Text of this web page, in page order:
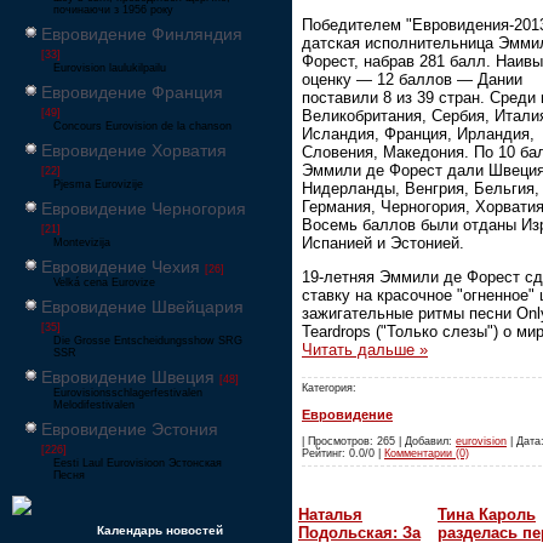
починаючи з 1956 року
Евровидение Финляндия
[33]
Eurovision laulukilpailu
Евровидение Франция
[49]
Concours Eurovision de la chanson
Евровидение Хорватия
[22]
Pjesma Eurovizije
Евровидение Черногория
[21]
Montevizija
Евровидение Чехия [26]
Velká cena Eurovize
Евровидение Швейцария
[35]
Die Grosse Entscheidungsshow SRG
SSR
Евровидение Швеция [48]
Eurovisionsschlagerfestivalen
Melodifestivalen
Евровидение Эстония
[226]
Eesti Laul Eurovisioon Эстонская
Песня
Календарь новостей
Победителем "Евровидения-
датская исполнительница
Форест, набрав 281 балл.
оценку — 12 баллов — Дании
поставили 8 из 39 стран. Среди
Великобритания, Сербия,
Исландия, Франция, Ирландия,
Словения, Македония. По 10
Эммили де Форест дали
Нидерланды, Венгрия, Бельгия,
Германия, Черногория,
Восемь баллов были отданы
Испанией и Эстонией.
19-летняя Эммили де Форест
ставку на красочное "огненное"
зажигательные ритмы песни
Teardrops ("Только слезы") о
Читать дальше »
Категория:
Евровидение
| Просмотров: 265 | Добавил: eurovision |
Рейтинг: 0.0/0 | Комментарии (0)
Наталья
Подольская: За
Тина Кароль
разделась